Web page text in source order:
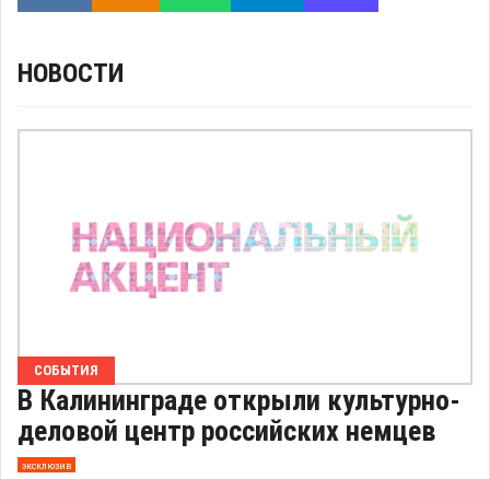
НОВОСТИ
СОБЫТИЯ
В Калининграде открыли культурно-
деловой центр российских немцев
эксклюзив